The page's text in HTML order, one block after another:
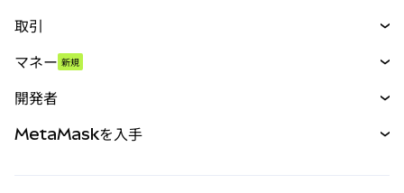
取引
パーペチュアル
RWA
マネー 新規
開発者
MetaMaskを入手